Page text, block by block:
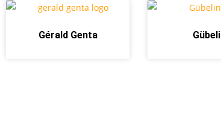
Gérald Genta